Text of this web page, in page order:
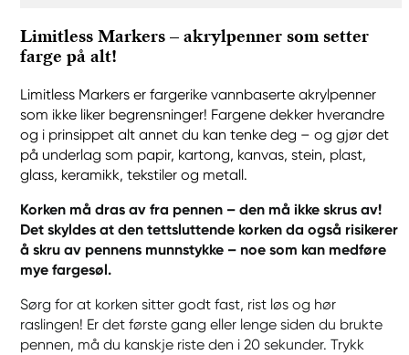
Limitless Markers – akrylpenner som setter
farge på alt!
Limitless Markers er fargerike vannbaserte akrylpenner
som ikke liker begrensninger! Fargene dekker hverandre
og i prinsippet alt annet du kan tenke deg – og gjør det
på underlag som papir, kartong, kanvas, stein, plast,
glass, keramikk, tekstiler og metall.
Korken må dras av fra pennen – den må ikke skrus av!
Det skyldes at den tettsluttende korken da også risikerer
å skru av pennens munnstykke – noe som kan medføre
mye fargesøl.
Sørg for at korken sitter godt fast, rist løs og hør
raslingen! Er det første gang eller lenge siden du brukte
pennen, må du kanskje riste den i 20 sekunder. Trykk